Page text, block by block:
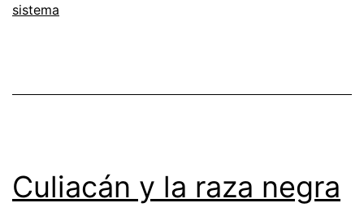
sistema
Culiacán y la raza negra